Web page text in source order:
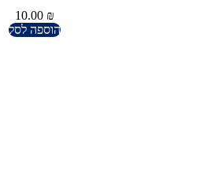
10.00 ₪
הוספה לסל